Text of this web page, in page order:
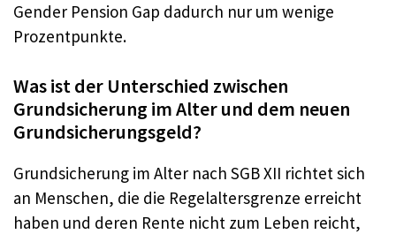
Gender Pension Gap dadurch nur um wenige
Prozentpunkte.
Was ist der Unterschied zwischen
Grundsicherung im Alter und dem neuen
Grundsicherungsgeld?
Grundsicherung im Alter nach SGB XII richtet sich
an Menschen, die die Regelaltersgrenze erreicht
haben und deren Rente nicht zum Leben reicht,